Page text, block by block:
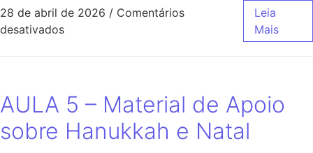
28 de abril de 2026 / Comentários
desativados
Leia
Mais
AULA 5 – Material de Apoio
sobre Hanukkah e Natal